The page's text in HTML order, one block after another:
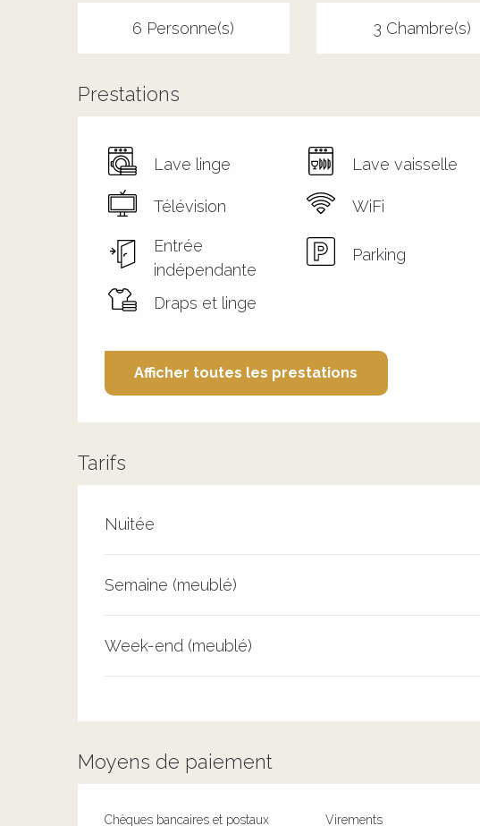
6 Personne(s) 3 Chambre(s)
Prestations
Lave linge Lave vaisselle
Télévision WiFi
Entrée
indépendante
Parking
Draps et linge
Afficher toutes les prestations
Tarifs
Tarifs 2026
Nuitée
Semaine (meublé)
Week-end (meublé)
Moyens de paiement
Chèques bancaires et postaux Virements